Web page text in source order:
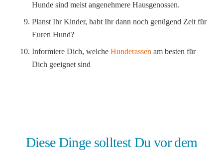
Hunde sind meist angenehmere Hausgenossen.
Planst Ihr Kinder, habt Ihr dann noch genügend Zeit für
Euren Hund?
Informiere Dich, welche Hunderassen am besten für
Dich geeignet sind
Diese Dinge solltest Du vor dem